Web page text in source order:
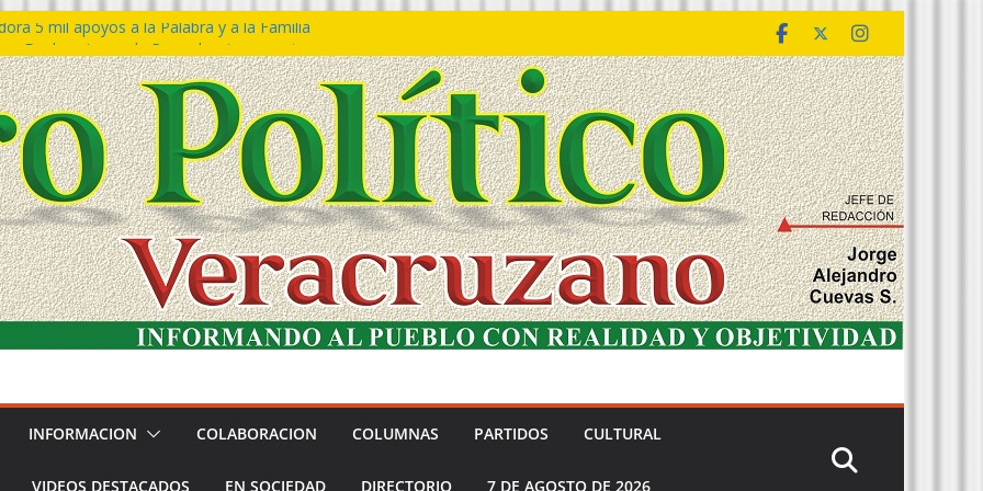
5 mil apoyos a la Palabra y a la Familia
Declaraciones de Procedencia en contra
𝙂𝙤𝙗𝙞𝙚𝙧𝙣𝙤 𝙙𝙚𝙡 𝙀𝙨𝙩𝙖𝙙𝙤 𝙖 𝙙𝙞𝙨𝙛𝙧𝙪𝙩𝙖𝙧
𝙙𝙚𝙡 𝙈𝙖𝙧 𝙚𝙣 𝘾𝙤𝙖𝙩𝙯𝙖𝙘𝙤𝙖𝙡𝙘𝙤𝙨
de policías con vocación de servicio y
SSP
Bravo rechaza acusaciones y asegura que
solicitud de desafuero
INFORMACION COLABORACION COLUMNAS PARTIDOS CULTURAL
VIDEOS DESTACADOS EN SOCIEDAD DIRECTORIO 7 DE AGOSTO DE 2026